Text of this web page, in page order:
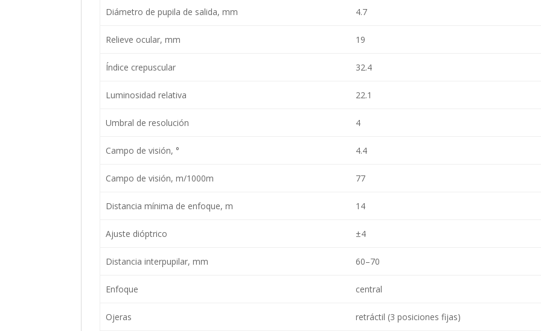
Diámetro de pupila de salida, mm 4.7
Relieve ocular, mm 19
Índice crepuscular 32.4
Luminosidad relativa 22.1
Umbral de resolución 4
Campo de visión, ° 4.4
Campo de visión, m/1000m 77
Distancia mínima de enfoque, m 14
Ajuste dióptrico ±4
Distancia interpupilar, mm 60–70
Enfoque central
Ojeras retráctil (3 posiciones fijas)